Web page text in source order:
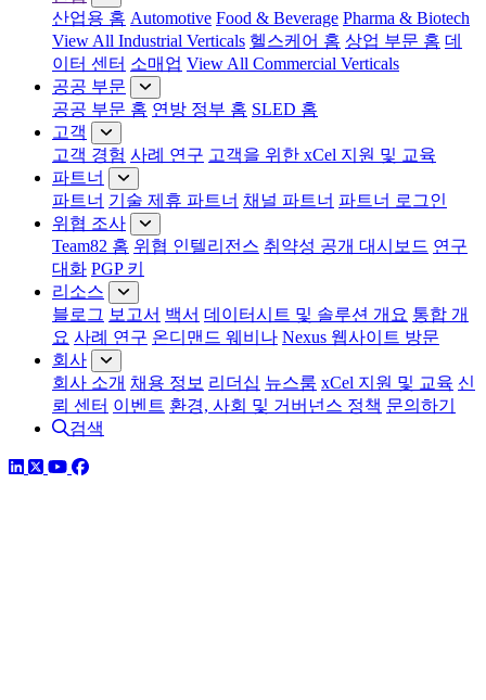
산업용 홈 Automotive Food & Beverage Pharma & Biotech
View All Industrial Verticals 헬스케어 홈 상업 부문 홈 데
이터 센터 소매업 View All Commercial Verticals
공공 부문
공공 부문 홈 연방 정부 홈 SLED 홈
고객
고객 경험 사례 연구 고객을 위한 xCel 지원 및 교육
파트너
파트너 기술 제휴 파트너 채널 파트너 파트너 로그인
위협 조사
Team82 홈 위협 인텔리전스 취약성 공개 대시보드 연구
대화 PGP 키
리소스
블로그 보고서 백서 데이터시트 및 솔루션 개요 통합 개
요 사례 연구 온디맨드 웨비나 Nexus 웹사이트 방문
회사
회사 소개 채용 정보 리더십 뉴스룸 xCel 지원 및 교육 신
뢰 센터 이벤트 환경, 사회 및 거버넌스 정책 문의하기
검색
링크드인
트위터유튜브
페이스북